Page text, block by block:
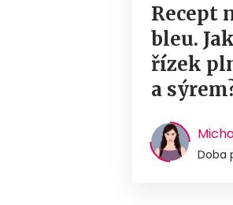
Recept
bleu.
řízek
a
Doba